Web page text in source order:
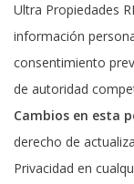
Ultra Propiedades
información
consentimiento
de autoridad
Cambios en esta
derecho de
Privacidad en